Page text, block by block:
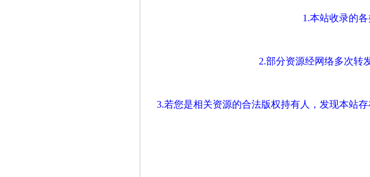
1.本站收录的
2.部分资源经网络多次转
3.若您是相关资源的合法版权持有人，发现本站